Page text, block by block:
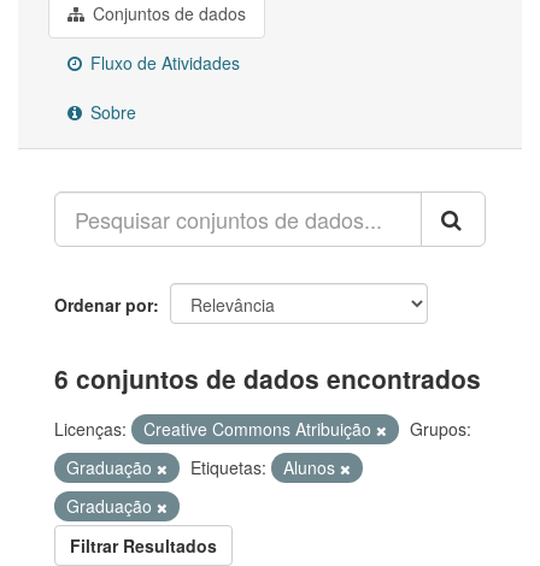
Conjuntos de dados
Fluxo de Atividades
Sobre
Ordenar por
6 conjuntos de dados encontrados
Licenças: Creative Commons Atribuição
Grupos:
Graduação
Etiquetas:
Alunos
Graduação
Filtrar Resultados